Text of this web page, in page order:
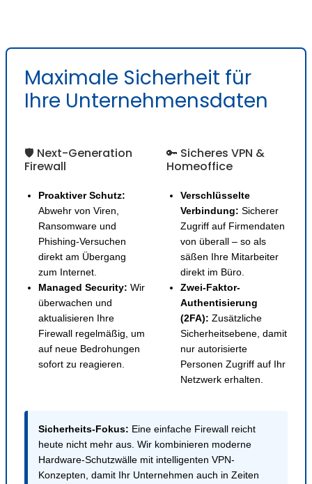
Maximale Sicherheit für
Ihre Unternehmensdaten
🛡️ Next-Generation
Firewall
Proaktiver Schutz:
Abwehr von Viren,
Ransomware und
Phishing-Versuchen
direkt am Übergang
zum Internet.
Managed Security: Wir
überwachen und
aktualisieren Ihre
Firewall regelmäßig, um
auf neue Bedrohungen
sofort zu reagieren.
🔑 Sicheres VPN &
Homeoffice
Verschlüsselte
Verbindung: Sicherer
Zugriff auf Firmendaten
von überall – so als
säßen Ihre Mitarbeiter
direkt im Büro.
Zwei-Faktor-
Authentisierung
(2FA): Zusätzliche
Sicherheitsebene, damit
nur autorisierte
Personen Zugriff auf Ihr
Netzwerk erhalten.
Sicherheits-Fokus: Eine einfache Firewall reicht
heute nicht mehr aus. Wir kombinieren moderne
Hardware-Schutzwälle mit intelligenten VPN-
Konzepten, damit Ihr Unternehmen auch in Zeiten